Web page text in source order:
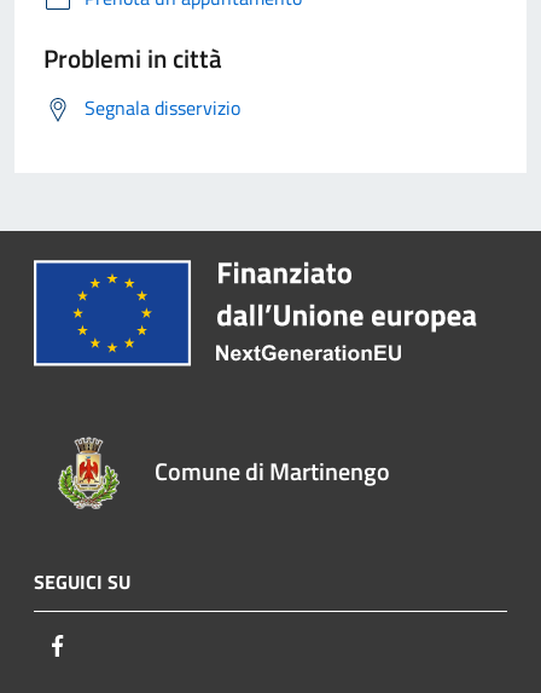
Problemi in città
Segnala disservizio
Comune di Martinengo
SEGUICI SU